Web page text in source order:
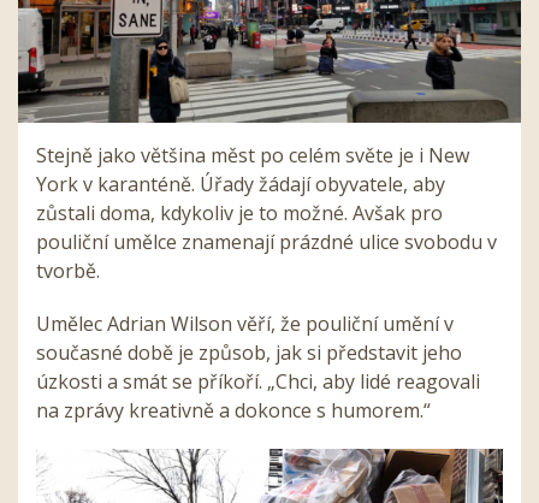
Stejně jako většina měst po celém světe je i New
York v karanténě. Úřady žádají obyvatele, aby
zůstali doma, kdykoliv je to možné. Avšak pro
pouliční umělce znamenají prázdné ulice svobodu v
tvorbě.
Umělec Adrian Wilson věří, že pouliční umění v
současné době je způsob, jak si představit jeho
úzkosti a smát se příkoří. „Chci, aby lidé reagovali
na zprávy kreativně a dokonce s humorem.“